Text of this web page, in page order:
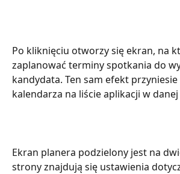
Po kliknięciu otworzy się ekran, na
zaplanować terminy spotkania do
kandydata. Ten sam efekt
kalendarza na liście aplikacji w
Ekran planera podzielony jest na
strony znajdują się ustawienia